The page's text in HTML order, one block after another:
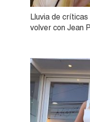
Lluvia de
volver con Jean